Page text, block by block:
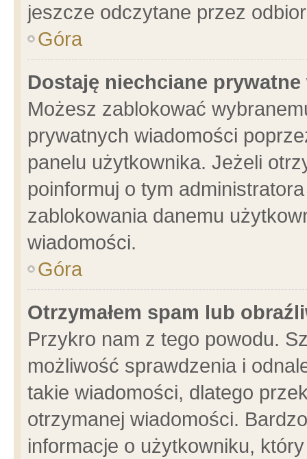
jeszcze odczytane przez
Góra
Dostaję niechciane
Możesz zablokować
prywatnych wiadomości
panelu użytkownika. Jeżeli
poinformuj o tym
zablokowania danemu
wiadomości.
Góra
Otrzymałem spam lub
Przykro nam z tego powodu.
możliwość sprawdzenia i
takie wiadomości, dlatego
otrzymanej wiadomości.
informacje o użytkowniku,